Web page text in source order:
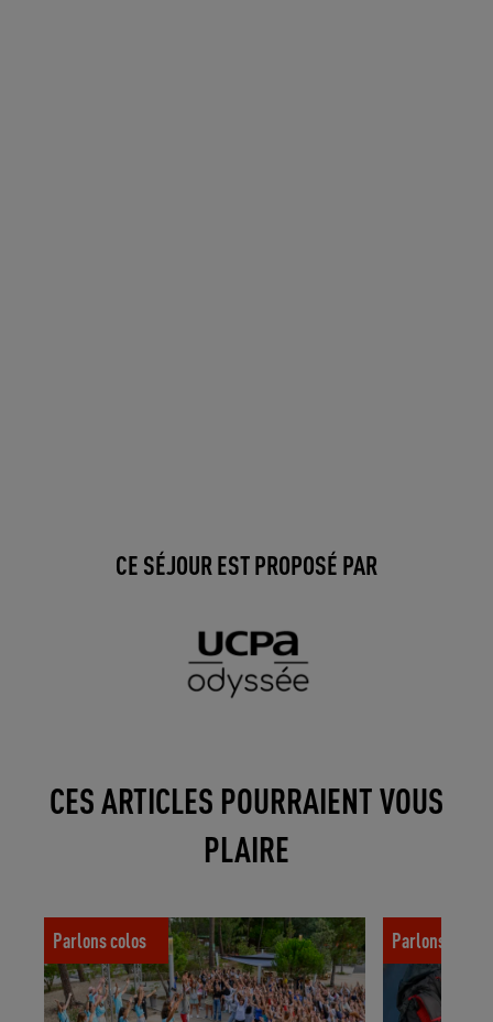
CE SÉJOUR EST PROPOSÉ PAR
CES ARTICLES POURRAIENT VOUS
PLAIRE
Comment sont formés et recrutés les
directeurs de colos de votre enfant ?
Parlons colos
Comment se
Parlons colos